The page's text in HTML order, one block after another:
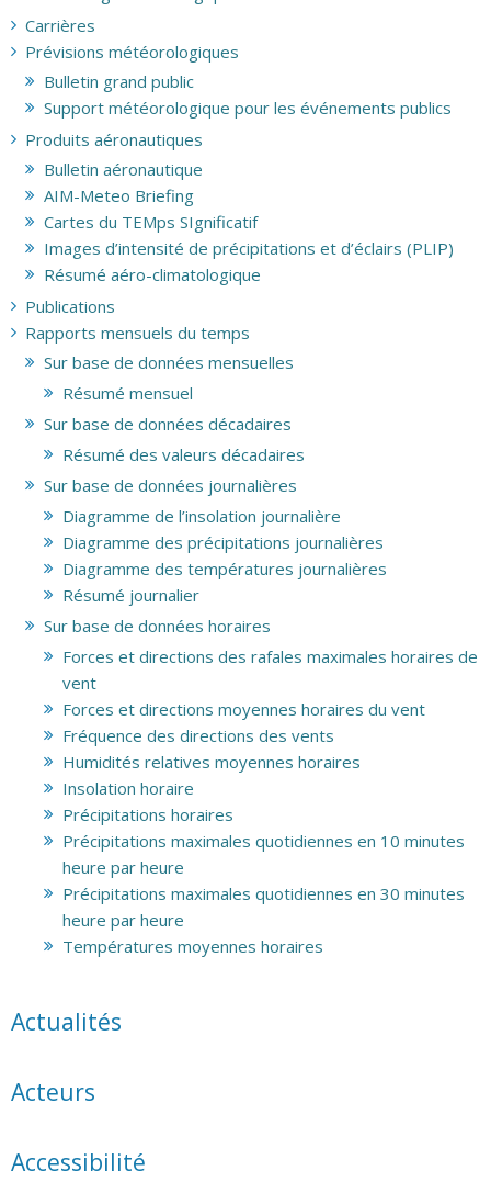
Carrières
Prévisions météorologiques
Bulletin grand public
Support météorologique pour les événements publics
Produits aéronautiques
Bulletin aéronautique
AIM-Meteo Briefing
Cartes du TEMps SIgnificatif
Images d’intensité de précipitations et d’éclairs (PLIP)
Résumé aéro-climatologique
Publications
Rapports mensuels du temps
Sur base de données mensuelles
Résumé mensuel
Sur base de données décadaires
Résumé des valeurs décadaires
Sur base de données journalières
Diagramme de l’insolation journalière
Diagramme des précipitations journalières
Diagramme des températures journalières
Résumé journalier
Sur base de données horaires
Forces et directions des rafales maximales horaires de
vent
Forces et directions moyennes horaires du vent
Fréquence des directions des vents
Humidités relatives moyennes horaires
Insolation horaire
Précipitations horaires
Précipitations maximales quotidiennes en 10 minutes
heure par heure
Précipitations maximales quotidiennes en 30 minutes
heure par heure
Températures moyennes horaires
Actualités
Acteurs
Accessibilité